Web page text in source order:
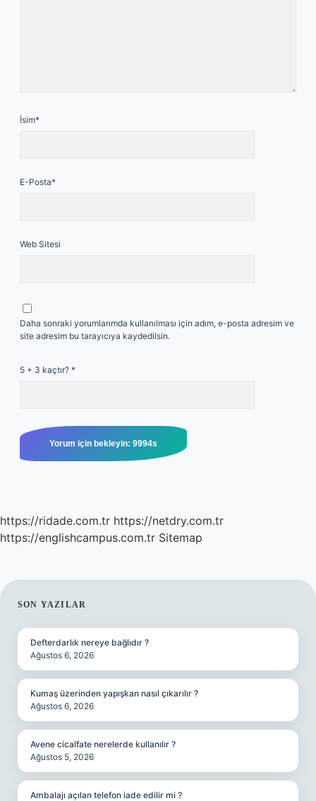
İsim*
E-Posta*
Web Sitesi
Daha sonraki yorumlarımda kullanılması için adım, e-posta adresim ve
site adresim bu tarayıcıya kaydedilsin.
5 + 3 kaçtır? *
https://ridade.com.tr https://netdry.com.tr
https://englishcampus.com.tr Sitemap
SIDEBAR
SON YAZILAR
Defterdarlık nereye bağlıdır ?
Ağustos 6, 2026
Kumaş üzerinden yapışkan nasıl çıkarılır ?
Ağustos 6, 2026
Avene cicalfate nerelerde kullanılır ?
Ağustos 5, 2026
Ambalajı açılan telefon iade edilir mi ?